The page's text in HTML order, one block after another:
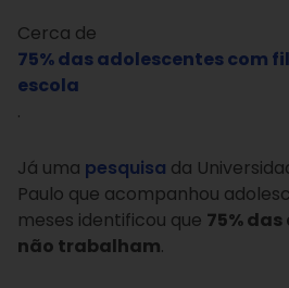
Cerca de
75% das adolescentes com
escola
.
Já uma pesquisa da
Paulo que acompanhou
meses identificou que 75%
não trabalham.